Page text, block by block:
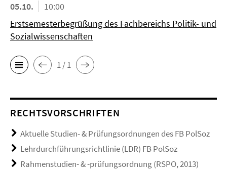
05.10.
10:00
Erstsemesterbegrüßung des Fachbereichs Politik- und
Sozialwissenschaften
1 / 1
RECHTSVORSCHRIFTEN
Aktuelle Studien- & Prüfungsordnungen des FB PolSoz
Lehrdurchführungsrichtlinie (LDR) FB PolSoz
Rahmenstudien- & -prüfungsordnung (RSPO, 2013)